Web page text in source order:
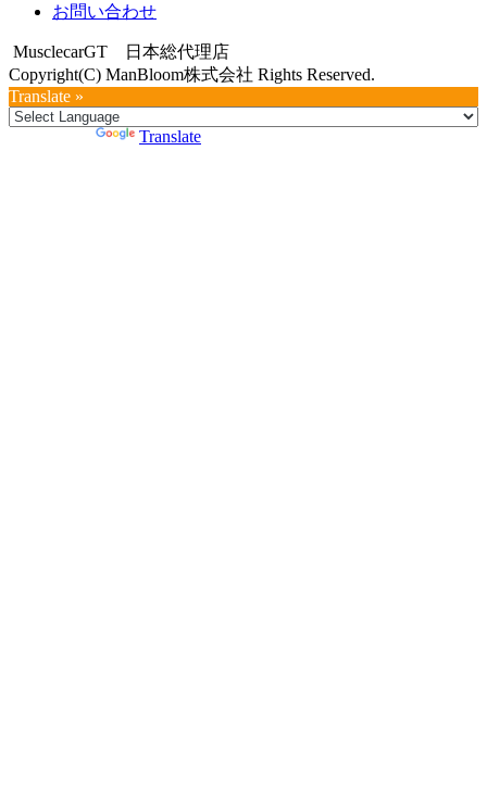
お問い合わせ
MusclecarGT 日本総代理店
Copyright(C) ManBloom株式会社 Rights Reserved.
Translate »
Translate